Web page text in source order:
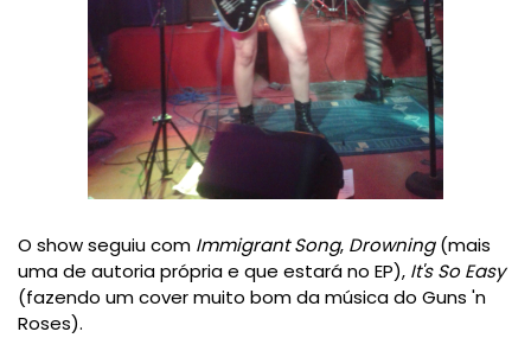
O show seguiu com Immigrant Song, Drowning(mais
uma de autoria própria e que estará no EP), It's So Easy
(fazendo um cover muito bom da música do Guns 'n
Roses).